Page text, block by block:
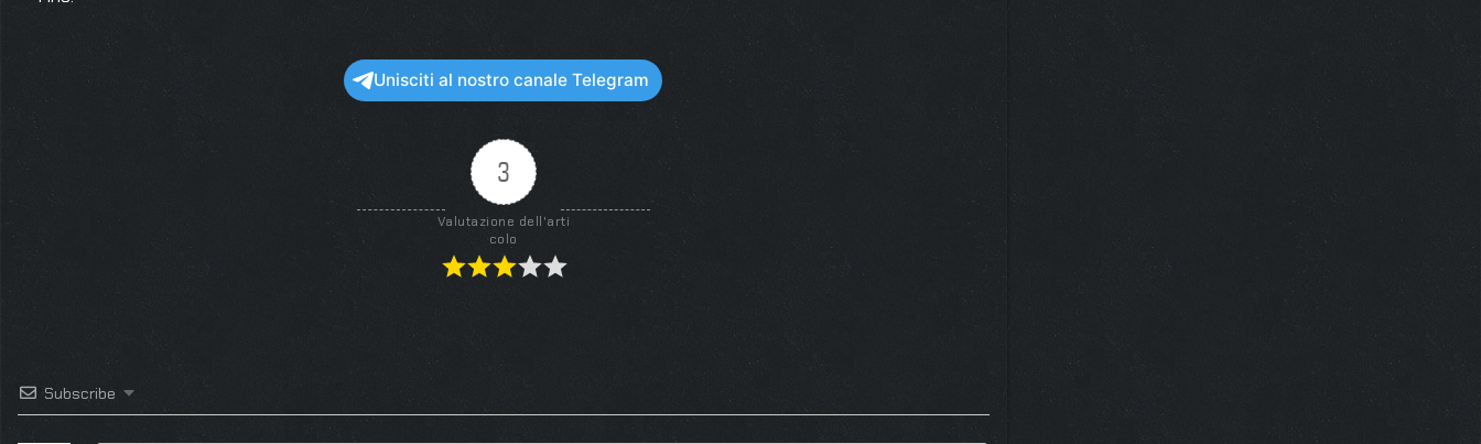
Unisciti al nostro canale Telegram
3
Valutazione dell'arti
colo
Subscribe